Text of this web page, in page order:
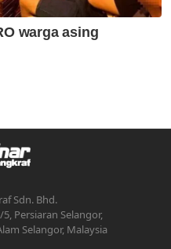
Sdn. Bhd.
Persiaran Selangor,
Selangor, Malaysia